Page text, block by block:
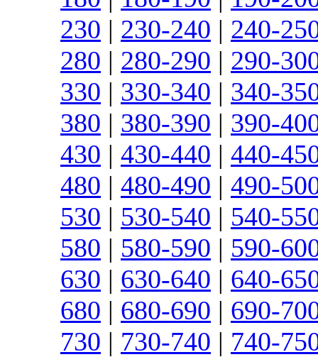
230 | 230-240 | 240-
280 | 280-290 | 290-
330 | 330-340 | 340-
380 | 380-390 | 390-
430 | 430-440 | 440-
480 | 480-490 | 490-
530 | 530-540 | 540-
580 | 580-590 | 590-
630 | 630-640 | 640-
680 | 680-690 | 690-
730 | 730-740 | 740-